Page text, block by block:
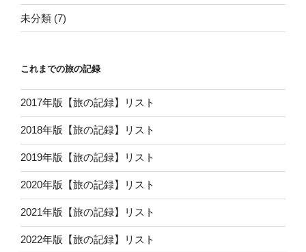
未分類 (7)
これまでの旅の記録
2017年版【旅の記録】リスト
2018年版【旅の記録】リスト
2019年版【旅の記録】リスト
2020年版【旅の記録】リスト
2021年版【旅の記録】リスト
2022年版【旅の記録】リスト